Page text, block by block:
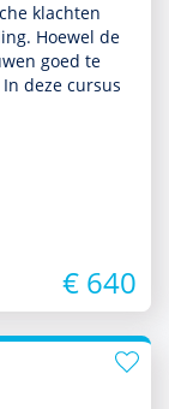
klachten
Hoewel de
goed te
deze cursus
€ 640